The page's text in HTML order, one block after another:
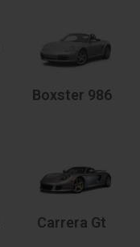
Boxster 986
Carrera Gt